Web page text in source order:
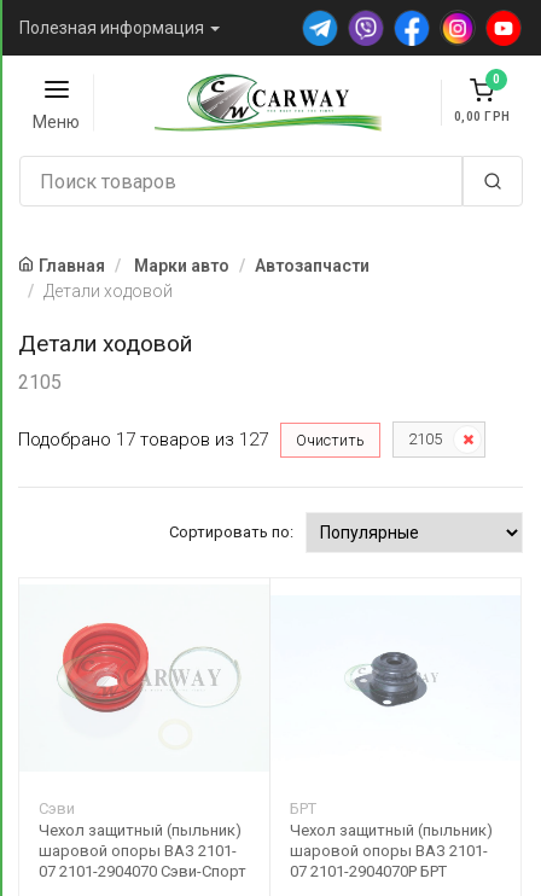
Полезная информация
Меню
0
0,00
Главная Марки авто
Автозапчасти
Детали ходовой
Детали ходовой
2105
Подобрано 17 товаров из 127 Очистить 2105
Сортировать по:
Сэви
Чехол защитный (пыльник)
шаровой опоры ВАЗ 2101-
07 2101-2904070 Сэви-Спорт
БРТ
Чехол защитный (пыльник)
шаровой опоры ВАЗ 2101-
07 2101-2904070Р БРТ